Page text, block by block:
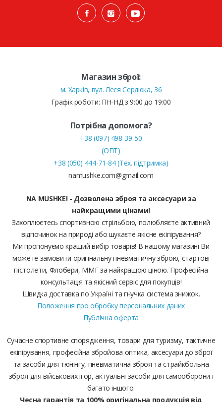
Магазин зброї:
м. Харків, вул. Леся Сердюка, 36
Графік роботи: ПН-НД з 9:00 до 19:00
Потрібна допомога?
+38 (097) 498-39-50
(ОПТ)
+38 (050) 444-71-84 (Тех. підтримка)
namushke.com@gmail.com
NA MUSHKE! - Дозволена зброя та аксесуари за
найкращими цінами!
Захоплюєтесь спортивною стрільбою, полюбляєте активний
відпочинок на природі або шукаєте якісне екіпірування?
Ми пропонуємо кращий вибір товарів! В нашому магазині Ви
можете замовити оригінальну пневматичну зброю, стартові
пістолети, Флобери, ММГ за найкращою ціною. Професійна
консультація та якісний сервіс для покупців!
Швидка доставка по Україні та гнучка система знижок.
Положення про обробку персональних даних
Публічна оферта
Сучасне спортивне спорядження, товари для туризму, тактичне
екіпірування, професійна збройова оптика, аксесуари до зброї
та засоби для тюнінгу, пневматична зброя та страйкбольна
зброя для військових ігор, актуальні засоби для самооборони і
багато іншого.
Чесна гарантія та 100% оригінальна продукція від